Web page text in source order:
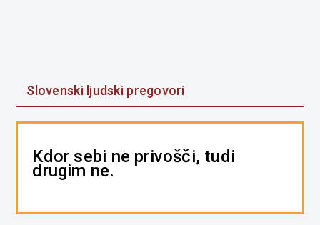
Slovenski ljudski pregovori
Kdor sebi ne privošči, tudi
drugim ne.